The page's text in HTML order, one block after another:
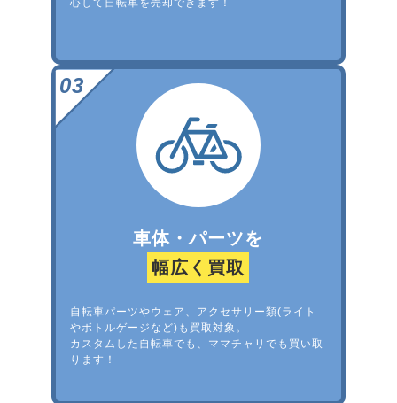
心して自転車を売却できます！
車体・パーツを
幅広く買取
自転車パーツやウェア、アクセサリー類(ライト
やボトルゲージなど)も買取対象。
カスタムした自転車でも、ママチャリでも買い取
ります！